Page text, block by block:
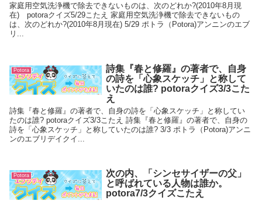
家庭用空気洗浄機で除去できないものは、次のどれか?(2010年8月現
在) potoraクイズ5/29こたえ 家庭用空気洗浄機で除去できないもの
は、次のどれか?(2010年8月現在) 5/29 ポトラ（Potora)アンニンのエブ
リ...
Potora
詩集『春と修羅』の著者で、自身
の詩を「心象スケッチ」と称して
いたのは誰? potoraクイズ3/3こた
え
詩集『春と修羅』の著者で、自身の詩を「心象スケッチ」と称してい
たのは誰? potoraクイズ3/3こたえ 詩集『春と修羅』の著者で、自身の
詩を「心象スケッチ」と称していたのは誰? 3/3 ポトラ（Potora)アンニ
ンのエブリデイクイ...
Potora
次の内、「シンセサイザーの父」
と呼ばれている人物は誰か。
potora7/3クイズこたえ